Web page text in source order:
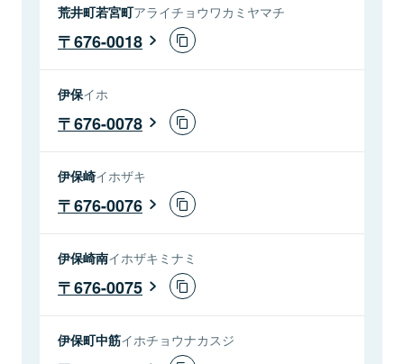
荒井町若宮町アライチョウワカミヤマチ
676-0018
伊保イホ
676-0078
伊保崎イホザキ
676-0076
伊保崎南イホザキミナミ
676-0075
伊保町中筋イホチョウナカスジ